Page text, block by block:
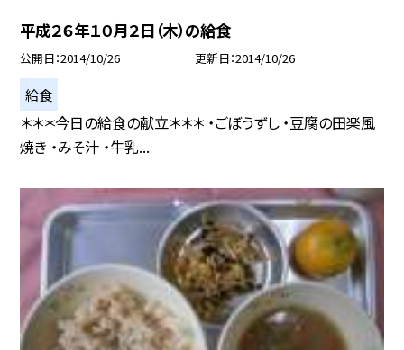
平成２６年１０月２日（木）の給食
公開日 2014/10/26 更新日 2014/10/26
給食
＊＊＊今日の給食の献立＊＊＊ ・ごぼうずし ・豆腐の田楽風
焼き ・みそ汁 ・牛乳...